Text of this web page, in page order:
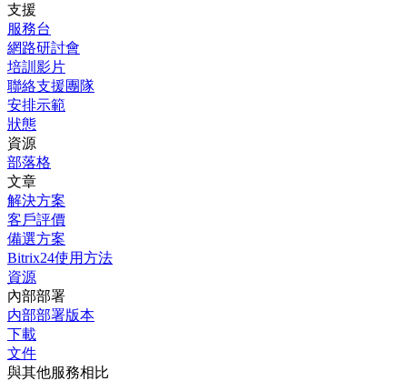
支援
服務台
網路研討會
培訓影片
聯絡支援團隊
安排示範
狀態
資源
部落格
文章
解決方案
客戶評價
備選方案
Bitrix24使用方法
資源
內部部署
内部部署版本
下載
文件
與其他服務相比